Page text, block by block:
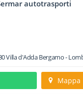
autotrasporti
Villa d'AddaBergamo -
Mappa